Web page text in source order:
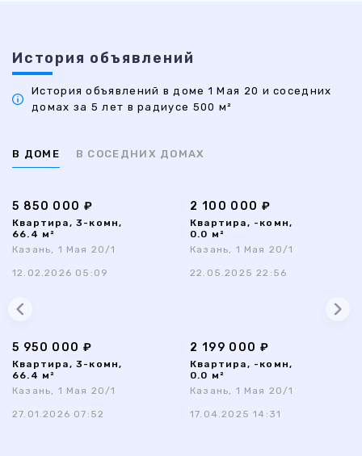
История объявлений
История объявлений в доме 1 Мая 20 и соседних
домах за 5 лет в радиусе 500 м²
В ДОМЕ В СОСЕДНИХ ДОМАХ
5 850 000 ₽
Квартира, 3-комн,
66.4 м²
Казань, 1 Мая 20/1
12.02.2026 05:09
2 100 000 ₽
Квартира, -комн,
0.0 м²
Казань, 1 Мая 20/1
22.05.2025 22:56
5 950 000 ₽
Квартира, 3-комн,
66.4 м²
Казань, 1 Мая 20/1
27.01.2026 07:52
2 199 000 ₽
Квартира, -комн,
0.0 м²
Казань, 1 Мая 20/1
17.04.2025 14:31